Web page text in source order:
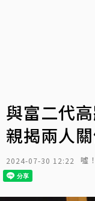
與富二代
親揭兩人
2024-07-30 12:22 噓